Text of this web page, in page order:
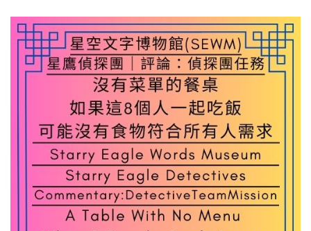
去
吃
飯
難
｜
星
鷹
論